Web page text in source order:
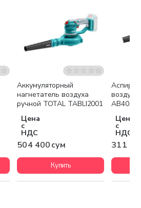
Аккумуляторный
нагнетатель воздуха
ручной TOTAL TABLI2001
Цена
с
НДС
504 400 сум
Купить
AB4038
Цена
с
НДС
311